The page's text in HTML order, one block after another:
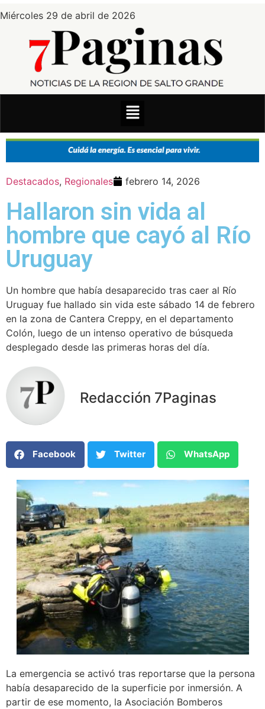
Miércoles 29 de abril de 2026
Destacados, Regionales febrero 14, 2026
Hallaron sin vida al
hombre que cayó al Río
Uruguay
Un hombre que había desaparecido tras caer al Río
Uruguay fue hallado sin vida este sábado 14 de febrero
en la zona de Cantera Creppy, en el departamento
Colón, luego de un intenso operativo de búsqueda
desplegado desde las primeras horas del día.
Redacción 7Paginas
Facebook Twitter WhatsApp
La emergencia se activó tras reportarse que la persona
había desaparecido de la superficie por inmersión. A
partir de ese momento, la Asociación Bomberos